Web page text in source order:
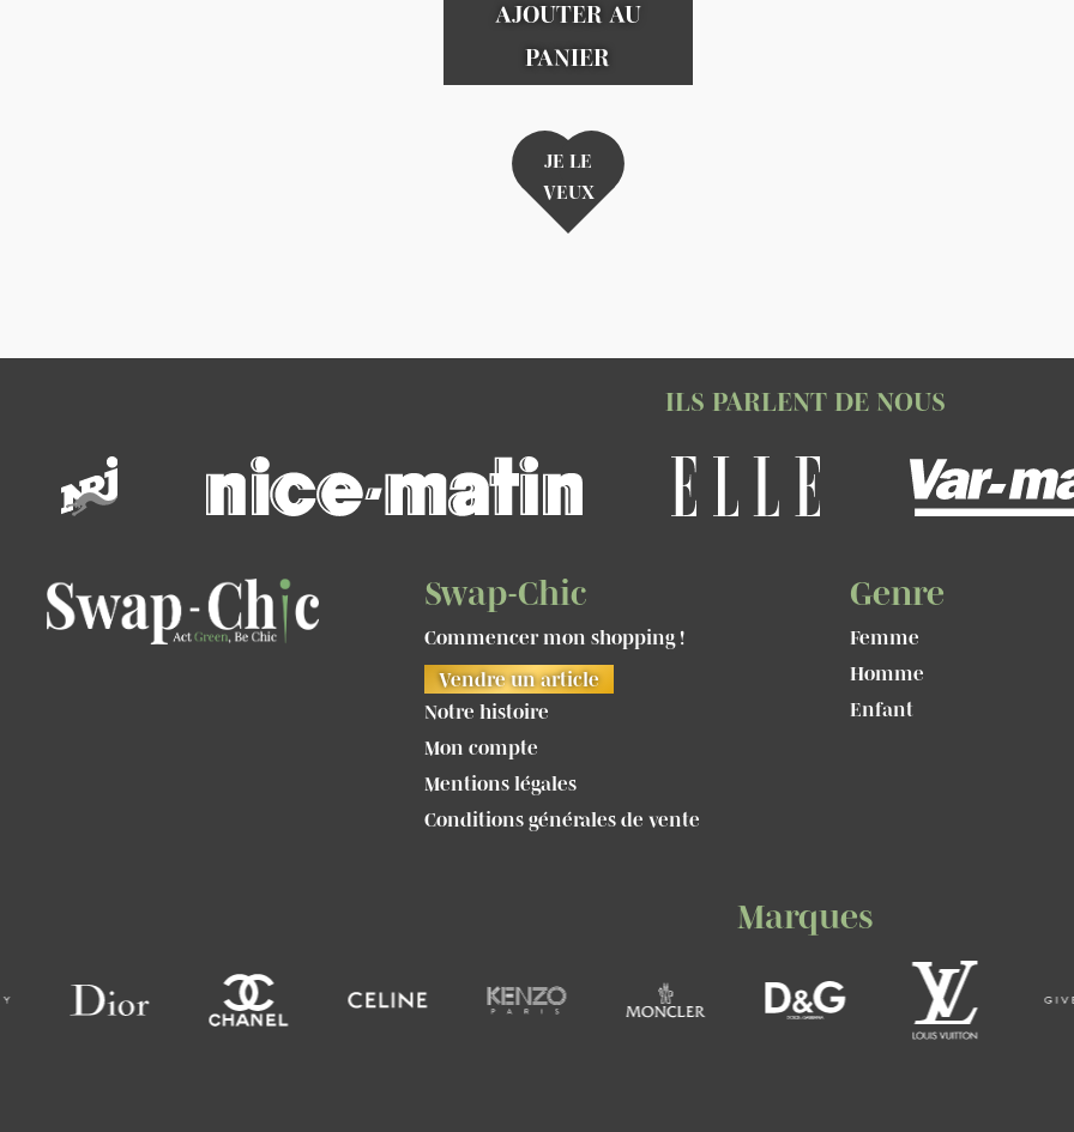
AJOUTER AU
PANIER
JE LE
VEUX
ILS PARLENT DE NOUS
Swap-Chic
Commencer mon shopping !
Vendre un article
Notre histoire
Mon compte
Mentions légales
Conditions générales de vente
Genre
Femme
Homme
Enfant
Marques